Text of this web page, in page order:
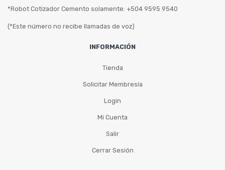
*Robot Cotizador Cemento solamente: +504 9595 9540
(*Este número no recibe llamadas de voz)
INFORMACIÓN
Tienda
Solicitar Membresía
Login
Mi Cuenta
Salir
Cerrar Sesión